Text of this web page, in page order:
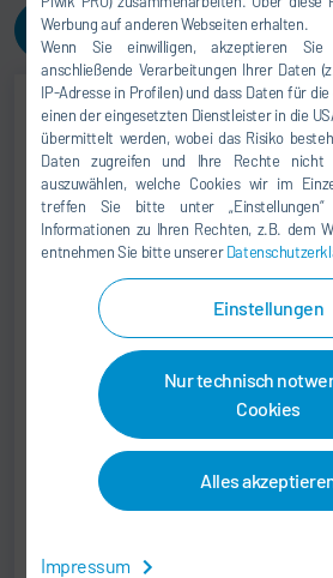
Werbung auf anderen Webseiten erhalten.
Wenn Sie einwilligen, akzeptieren Sie
anschließende Verarbeitungen Ihrer Daten
IP-Adresse in Profilen) und dass Daten für
einen der eingesetzten Dienstleister in die
übermittelt werden, wobei das Risiko
Daten zugreifen und Ihre Rechte nicht
auszuwählen, welche Cookies wir im
treffen Sie bitte unter „Einstellungen“
Informationen zu Ihren Rechten, z.B. dem
entnehmen Sie bitte unserer
Einstellungen
Nur technisch
Cookies
Alles
Impressum
Kontaktieren Sie uns!
Jörg Otto
ACCOUNT
+49 37296
Dürr Somac
Zwickauer Str.
09366 Stollberg